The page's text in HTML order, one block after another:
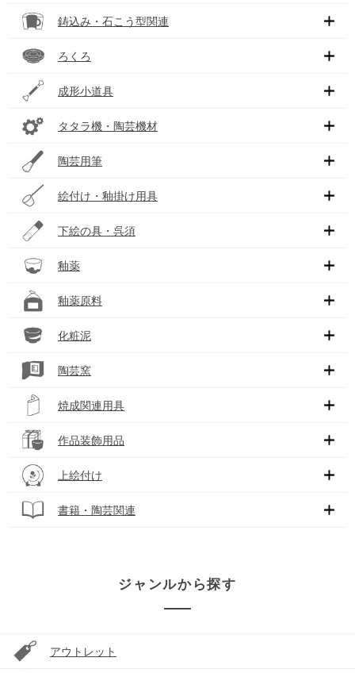
鋳込み・石こう型関連
ろくろ
成形小道具
タタラ機・陶芸機材
陶芸用筆
絵付け・釉掛け用具
下絵の具・呉須
釉薬
釉薬原料
化粧泥
陶芸窯
焼成関連用具
作品装飾用品
上絵付け
書籍・陶芸関連
ジャンルから探す
アウトレット